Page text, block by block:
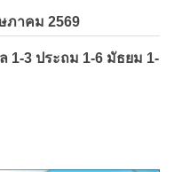
ภาคม 2569
1-3 ประถม 1-6 มัธยม 1-